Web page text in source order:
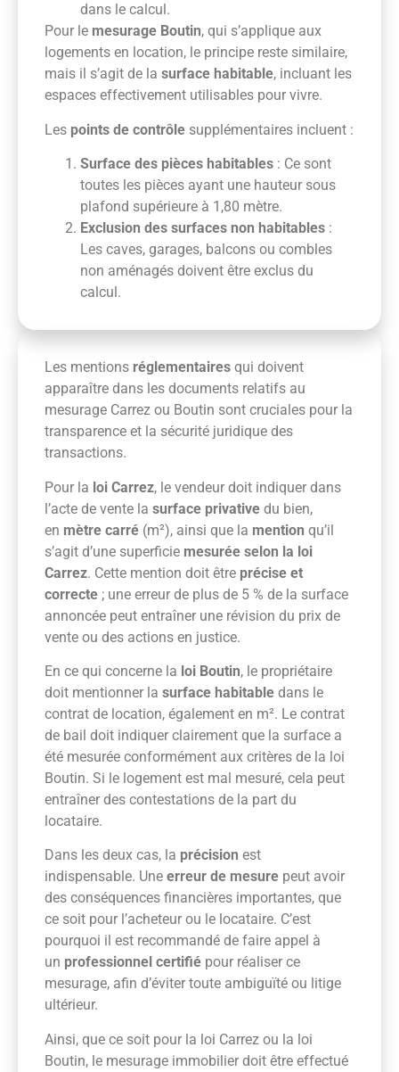
dans le calcul.
Pour le mesurage Boutin, qui s’applique aux
logements en location, le principe reste similaire,
mais il s’agit de la surface habitable, incluant les
espaces effectivement utilisables pour vivre.
Les points de contrôle supplémentaires incluent :
Surface des pièces habitables : Ce sont
toutes les pièces ayant une hauteur sous
plafond supérieure à 1,80 mètre.
Exclusion des surfaces non habitables :
Les caves, garages, balcons ou combles
non aménagés doivent être exclus du
calcul.
Les mentions réglementaires qui doivent
apparaître dans les documents relatifs au
mesurage Carrez ou Boutin sont cruciales pour la
transparence et la sécurité juridique des
transactions.
Pour la loi Carrez, le vendeur doit indiquer dans
l’acte de vente la surface privative du bien,
en mètre carré (m²), ainsi que la mention qu’il
s’agit d’une superficie mesurée selon la loi
Carrez. Cette mention doit être précise et
correcte ; une erreur de plus de 5 % de la surface
annoncée peut entraîner une révision du prix de
vente ou des actions en justice.
En ce qui concerne la loi Boutin, le propriétaire
doit mentionner la surface habitable dans le
contrat de location, également en m². Le contrat
de bail doit indiquer clairement que la surface a
été mesurée conformément aux critères de la loi
Boutin. Si le logement est mal mesuré, cela peut
entraîner des contestations de la part du
locataire.
Dans les deux cas, la précision est
indispensable. Une erreur de mesure peut avoir
des conséquences financières importantes, que
ce soit pour l’acheteur ou le locataire. C’est
pourquoi il est recommandé de faire appel à
un professionnel certifié pour réaliser ce
mesurage, afin d’éviter toute ambiguïté ou litige
ultérieur.
Ainsi, que ce soit pour la loi Carrez ou la loi
Boutin, le mesurage immobilier doit être effectué